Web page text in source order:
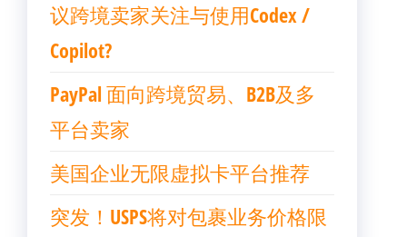
议跨境卖家关注与使用Codex /
Copilot?
PayPal 面向跨境贸易、B2B及多
平台卖家
美国企业无限虚拟卡平台推荐
突发！USPS将对包裹业务价格限